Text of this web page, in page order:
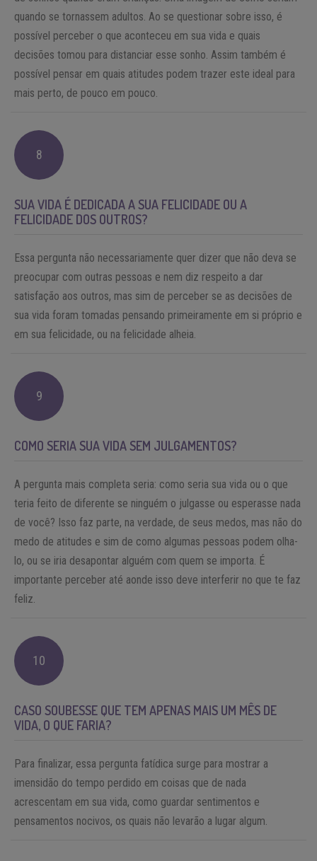
quando se tornassem adultos. Ao se questionar sobre isso, é
possível perceber o que aconteceu em sua vida e quais
decisões tomou para distanciar esse sonho. Assim também é
possível pensar em quais atitudes podem trazer este ideal para
mais perto, de pouco em pouco.
8
SUA VIDA É DEDICADA A SUA FELICIDADE OU A
FELICIDADE DOS OUTROS?
Essa pergunta não necessariamente quer dizer que não deva se
preocupar com outras pessoas e nem diz respeito a dar
satisfação aos outros, mas sim de perceber se as decisões de
sua vida foram tomadas pensando primeiramente em si próprio e
em sua felicidade, ou na felicidade alheia.
9
COMO SERIA SUA VIDA SEM JULGAMENTOS?
A pergunta mais completa seria: como seria sua vida ou o que
teria feito de diferente se ninguém o julgasse ou esperasse nada
de você? Isso faz parte, na verdade, de seus medos, mas não do
medo de atitudes e sim de como algumas pessoas podem olha-
lo, ou se iria desapontar alguém com quem se importa. É
importante perceber até aonde isso deve interferir no que te faz
feliz.
10
CASO SOUBESSE QUE TEM APENAS MAIS UM MÊS DE
VIDA, O QUE FARIA?
Para finalizar, essa pergunta fatídica surge para mostrar a
imensidão do tempo perdido em coisas que de nada
acrescentam em sua vida, como guardar sentimentos e
pensamentos nocivos, os quais não levarão a lugar algum.